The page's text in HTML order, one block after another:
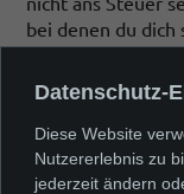
bei denen du
denen du dich
Weitere
Datenschutz-
Diese Website
Nutzererlebnis zu
jederzeit ändern